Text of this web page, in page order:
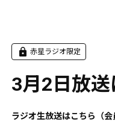
赤星ラジオ限定
3月2日放
ラジオ生放送はこちら（会